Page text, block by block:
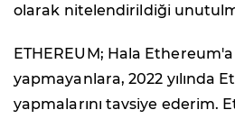
olarak nitelendirildiği
ETHEREUM; Hala Ethereum'a
yapmayanlara, 2022 yılında
yapmalarını tavsiye ederim.